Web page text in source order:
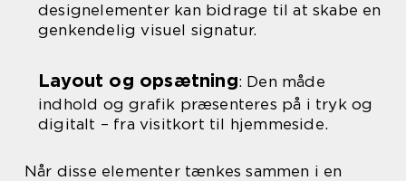
designelementer kan bidrage til at skabe en
genkendelig visuel signatur.
Layout og opsætning: Den måde
indhold og grafik præsenteres på i tryk og
digitalt – fra visitkort til hjemmeside.
Når disse elementer tænkes sammen i en